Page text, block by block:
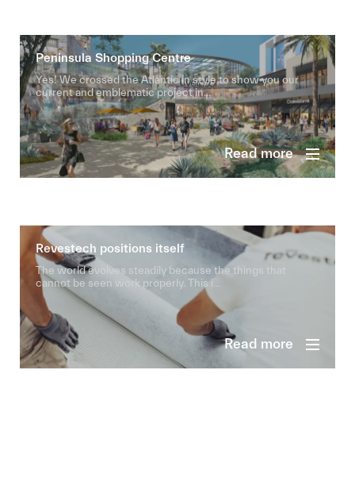
Peninsula Shopping Centre
Yes! We crossed the Atlantic in style to show you our
current and emblematic project in...
Read more
Revestech positions itself
The world evolves steadily because the things that
cannot be seen work properly. This i...
Read more